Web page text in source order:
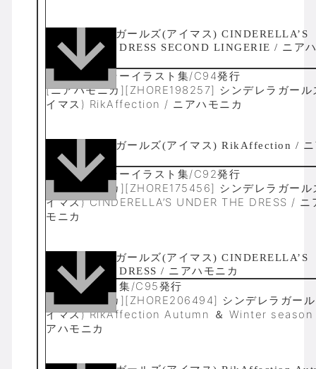
20p/フルカラーイラスト集/C94発行
[ニアハモニカ][ZHORE198257] シンデレラガール
イマス) RikAffection / ニアハモニカ
20p/フルカラーイラスト集/C92発行
[ニアハモニカ][ZHORE175456] シンデレラガール
イマス) CINDERELLA’S UNDER THE DRESS / ニ
モニカ
20p/イラスト集/C95発行
[ニアハモニカ][ZHORE206494] シンデレラガー
イマス) RikAffection Autumn ＆ Winter season
アハモニカ